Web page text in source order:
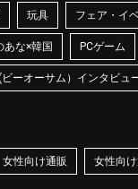
玩具 フェア・イ
あな×韓国 PCゲーム
ーオーサム）インタビュ
女性向け通販 女性向